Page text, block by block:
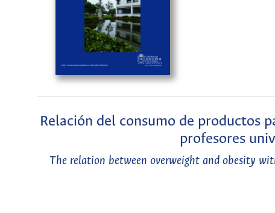
Relación del consumo de productos
profesores
The relation between overweight and obesity